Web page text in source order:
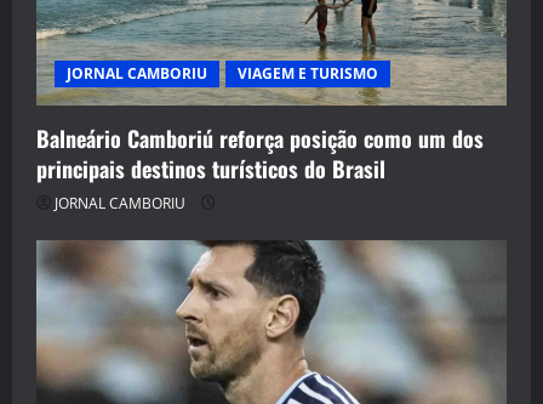
JORNAL CAMBORIU VIAGEM E TURISMO
Balneário Camboriú reforça posição como um dos
principais destinos turísticos do Brasil
JORNAL CAMBORIU